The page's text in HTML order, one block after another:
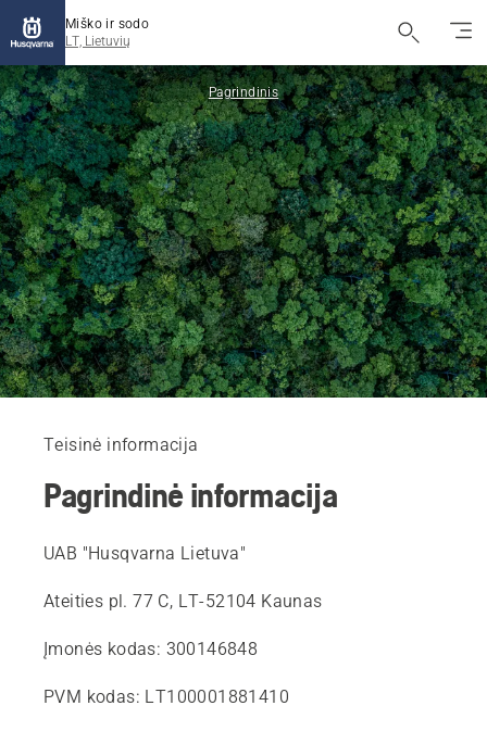
Miško ir sodo
LT, Lietuvių
Pagrindinis
Teisinė informacija
Pagrindinė informacija
UAB "Husqvarna Lietuva"
Ateities pl. 77 C, LT-52104 Kaunas
Įmonės kodas: 300146848
PVM kodas: LT100001881410